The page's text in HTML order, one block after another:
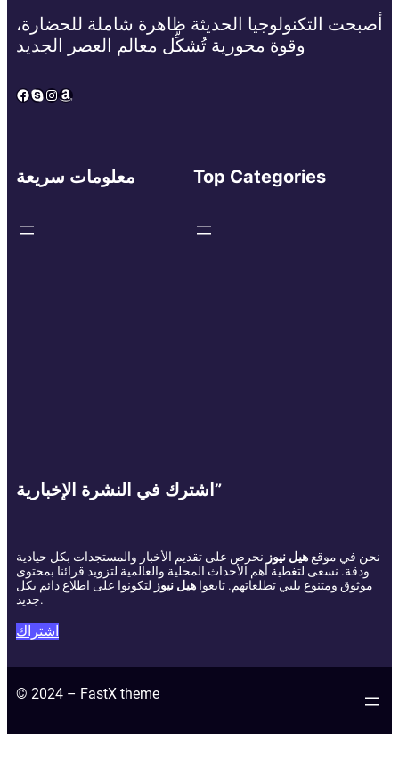
أصبحت التكنولوجيا الحديثة ظاهرة شاملة للحضارة،
وقوة محورية تُشكِّل معالم العصر الجديد
Facebook
Skype
Instagram
Amazon
معلومات سريعة Top Categories
اشترك في النشرة الإخبارية”
نحن في موقعهيل نيوز نحرص على تقديم الأخبار والمستجدات بكل حيادية
ودقة. نسعى لتغطية أهم الأحداث المحلية والعالمية لتزويد قرائنا بمحتوى
موثوق ومتنوع يلبي تطلعاتهم. تابعوا هيل نيوز لتكونوا على اطلاع دائم بكل
جديد.
اشتراك
© 2024 – FastX theme